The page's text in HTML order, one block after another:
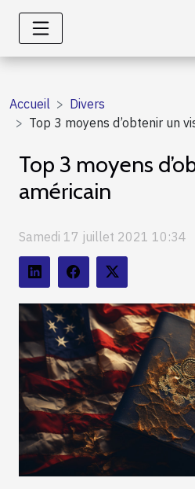
Accueil
Divers
Top 3 moyens d’obtenir un
Top 3 moyens
américain
Samedi 17 juillet 2021 10:34